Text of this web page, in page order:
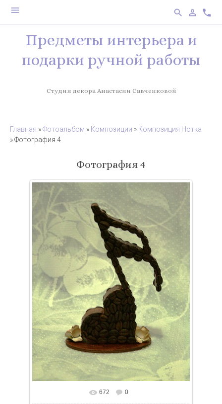
menu search person_outline phone
Предметы интерьера и
подарки ручной работы
Студия декора Анастасии Савченковой
Главная »Фотоальбом » Композиции » Композиция Нотка
» Фотография 4
Фотография 4
672 0